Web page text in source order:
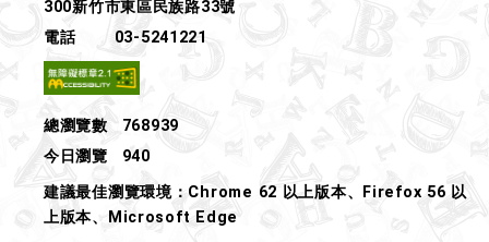
300新竹市東區民族路33號
電話
03-5241221
總瀏覽數
768939
今日瀏覽
940
建議最佳瀏覽環境：Chrome 62 以上版本、Firefox 56 以
上版本、Microsoft Edge